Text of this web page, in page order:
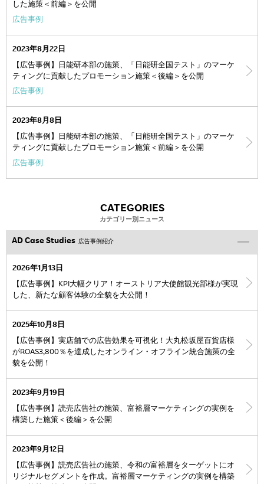
した施策＜前編＞を公開
広告事例
2023年8月22日
【広告事例】日能研本部の施策、「日能研全国テスト」のマーケ
ティングに貢献したプロモーション施策＜後編＞を公開
広告事例
2023年8月8日
【広告事例】日能研本部の施策、「日能研全国テスト」のマーケ
ティングに貢献したプロモーション施策＜前編＞を公開
広告事例
CATEGORIES
カテゴリー別ニュース
AD Case Studies 広告事例紹介
2026年1月13日
【広告事例】KPI大幅クリア！オーストリア大使館観光部様が実現
した、新たな顧客体験の全貌を大公開！
2025年10月8日
【広告事例】実店舗での広告効果を可視化！大丸松坂屋百貨店様
がROAS3,800％を達成したオンライン・オフライン統合施策の全
貌を公開！
2023年9月19日
【広告事例】読売広告社の施策、富裕層マーケティングの実例を
構築した施策＜後編＞を公開
2023年9月12日
【広告事例】読売広告社の施策、令和の富裕層をターゲットにオ
リジナルセグメントを作成。富裕層マーケティングの実例を構築